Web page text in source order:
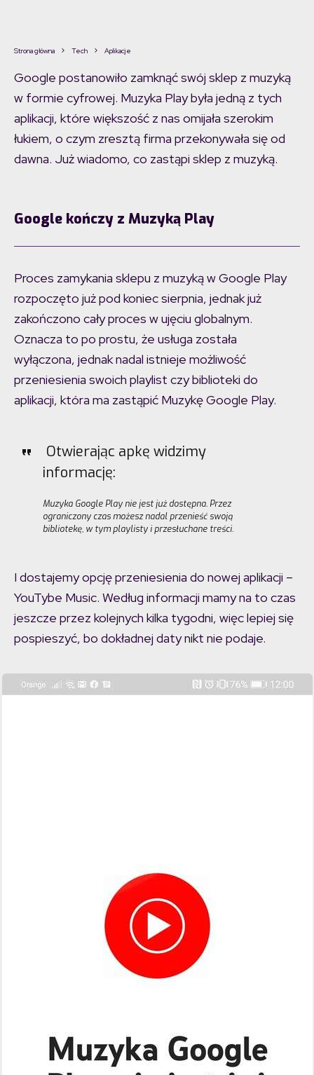
Strona główna Tech Aplikacje
Google postanowiło zamknąć swój sklep z muzyką
w formie cyfrowej. Muzyka Play była jedną z tych
aplikacji, które większość z nas omijała szerokim
łukiem, o czym zresztą firma przekonywała się od
dawna. Już wiadomo, co zastąpi sklep z muzyką.
Google kończy z Muzyką Play
Proces zamykania sklepu z muzyką w Google Play
rozpoczęto już pod koniec sierpnia, jednak już
zakończono cały proces w ujęciu globalnym.
Oznacza to po prostu, że usługa została
wyłączona, jednak nadal istnieje możliwość
przeniesienia swoich playlist czy biblioteki do
aplikacji, która ma zastąpić Muzykę Google Play.
Otwierając apkę widzimy
informację:
Muzyka Google Play nie jest już dostępna. Przez
ograniczony czas możesz nadal przenieść swoją
bibliotekę, w tym playlisty i przesłuchane treści.
I dostajemy opcję przeniesienia do nowej aplikacji –
YouTybe Music. Według informacji mamy na to czas
jeszcze przez kolejnych kilka tygodni, więc lepiej się
pospieszyć, bo dokładnej daty nikt nie podaje.